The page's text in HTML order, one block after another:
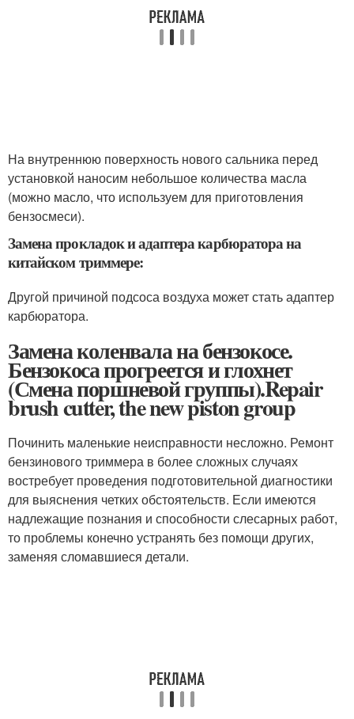
На внутреннюю поверхность нового сальника перед
установкой наносим небольшое количества масла
(можно масло, что используем для приготовления
бензосмеси).
Замена прокладок и адаптера карбюратора на
китайском триммере:
Другой причиной подсоса воздуха может стать адаптер
карбюратора.
Замена коленвала на бензокосе.
Бензокоса прогреется и глохнет
(Смена поршневой группы).Repair
brush cutter, the new piston group
Починить маленькие неисправности несложно. Ремонт
бензинового триммера в более сложных случаях
востребует проведения подготовительной диагностики
для выяснения четких обстоятельств. Если имеются
надлежащие познания и способности слесарных работ,
то проблемы конечно устранять без помощи других,
заменяя сломавшиеся детали.